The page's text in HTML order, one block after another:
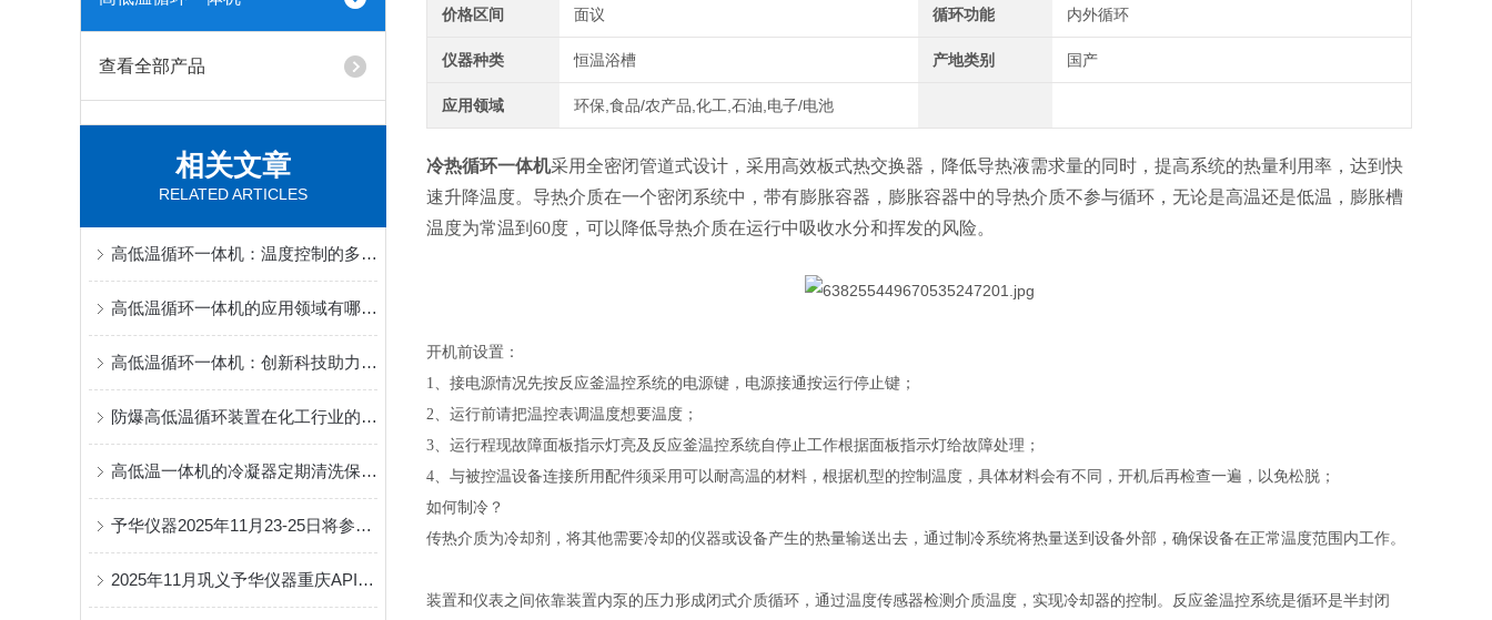
价格区间 面议 循环功能 内外循环
仪器种类 恒温浴槽 产地类别 国产
应用领域 环保,食品/农产品,化工,石油,电子/电池
冷热循环一体机采用全密闭管道式设计，采用高效板式热交换器，降低导热液需求量的同时，提高系统的热量利用率，达到快
速升降温度。导热介质在一个密闭系统中，带有膨胀容器，膨胀容器中的导热介质不参与循环，无论是高温还是低温，膨胀槽
温度为常温到60度，可以降低导热介质在运行中吸收水分和挥发的风险。
开机前设置：
1、接电源情况先按反应釜温控系统的电源键，电源接通按运行停止键；
2、运行前请把温控表调温度想要温度；
3、运行程现故障面板指示灯亮及反应釜温控系统自停止工作根据面板指示灯给故障处理；
4、与被控温设备连接所用配件须采用可以耐高温的材料，根据机型的控制温度，具体材料会有不同，开机后再检查一遍，以免松脱；
如何制冷？
传热介质为冷却剂，将其他需要冷却的仪器或设备产生的热量输送出去，通过制冷系统将热量送到设备外部，确保设备在正常温度范围内工作。
装置和仪表之间依靠装置内泵的压力形成闭式介质循环，通过温度传感器检测介质温度，实现冷却器的控制。反应釜温控系统是循环是半封闭
查看全部产品
相关文章
RELATED ARTICLES
高低温循环一体机：温度控制的多面能手
高低温循环一体机的应用领域有哪些？
高低温循环一体机：创新科技助力工业应用
防爆高低温循环装置在化工行业的应用及优势
高低温一体机的冷凝器定期清洗保养才能用的久
予华仪器2025年11月23-25日将参加中国国际半导体博览会
2025年11月巩义予华仪器重庆API原料药展会通知